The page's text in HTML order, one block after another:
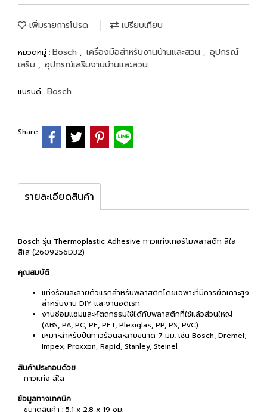
เพิ่มรายการโปรด เปรียบเทียบ
หมวดหมู่ : Bosch , เครื่องมือสำหรับงานบ้านและสวน , อุปกรณ์
เสริม , อุปกรณ์เสริมงานบ้านและสวน
แบรนด์ : Bosch
Share
รายละเอียดสินค้า
Bosch รุ่น Thermoplastic Adhesive กาวแท่งเทอร์โมพลาสติก สีใส
สีใส (2609256D32)
คุณสมบัติ
แท่งร้อนละลายตัวแรกสำหรับพลาสติกโดยเฉพาะที่มีการยึดเกาะสูง
สำหรับงาน DIY และงานอดิเรก
งานซ่อมแซมและหัตถกรรมใช้ได้กับพลาสติกที่ใช้แล้วส่วนใหญ่
(ABS, PA, PC, PE, PET, Plexiglas, PP, PS, PVC)
เหมาะสำหรับปืนกาวร้อนละลายขนาด 7 มม. เช่น Bosch, Dremel,
Impex, Proxxon, Rapid, Stanley, Steinel
สินค้าประกอบด้วย
- กาวแท่ง สีใส
ข้อมูลทางเทคนิค
- ขนาดสินค้า : 5.1 x 2.8 x 19 ซม.